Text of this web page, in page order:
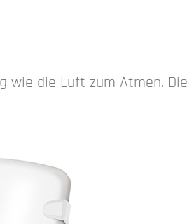
wie die Luft zum Atmen. Die